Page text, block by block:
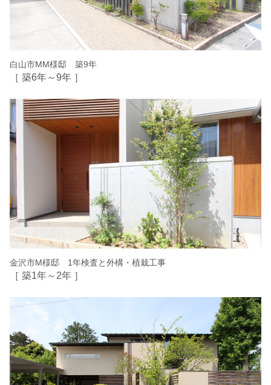
白山市MM様邸 築9年
［ 築6年～9年 ］
金沢市M様邸 1年検査と外構・植栽工事
［ 築1年～2年 ］